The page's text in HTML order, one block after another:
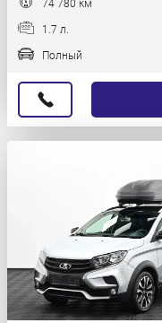
74 780 км
1.7 л.
Полный